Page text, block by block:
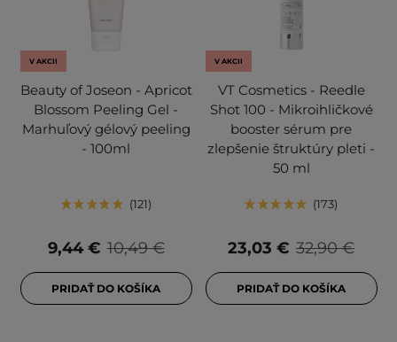
V AKCII
Beauty of Joseon - Apricot
Blossom Peeling Gel -
Marhuľový gélový peeling
- 100ml
121
10,49 €
9,44 €
PRIDAŤ DO KOŠÍKA
V AKCII
VT Cosmetics - Reedle
Shot 100 - Mikroihličkové
booster sérum pre
zlepšenie štruktúry pleti -
50 ml
173
32,90 €
23,03 €
PRIDAŤ DO KOŠÍKA